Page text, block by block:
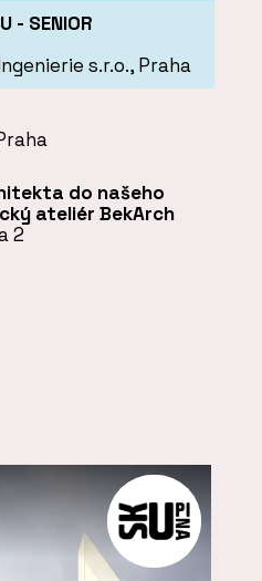
- SENIOR
s.r.o., Praha
do našeho
ateliér BekArch
2